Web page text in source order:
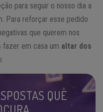
para seguir o nosso dia a
Para reforçar esse pedido
que querem nos
fazer em casa um altar dos
QUE